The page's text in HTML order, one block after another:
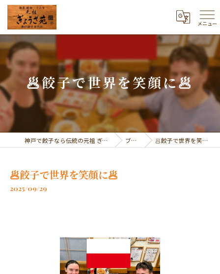
メニュー
🥟餃子で世界を笑顔に🥟
神戸で餃子なら伝統の元祖 ぎょうざ苑 ブログ 🥟餃子で世界を笑顔に🥟
🥟餃子で世界を笑顔に🥟
2025/09/29